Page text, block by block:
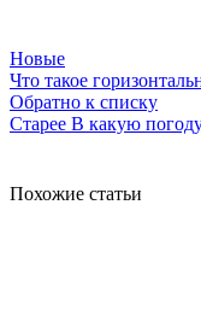
Новые
Что такое
Обратно к списку
Старее В какую
Похожие статьи